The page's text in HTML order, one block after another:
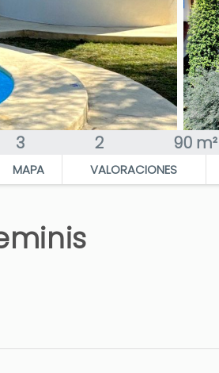
3 2 90 m²
MAPA VALORACIONES